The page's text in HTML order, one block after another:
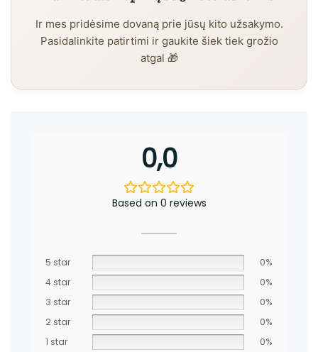
Ir mes pridėsime dovaną prie jūsų kito užsakymo.
Pasidalinkite patirtimi ir gaukite šiek tiek grožio
atgal 🎁
0,0
Based on 0 reviews
5 star
0%
4 star
0%
3 star
0%
2 star
0%
1 star
0%